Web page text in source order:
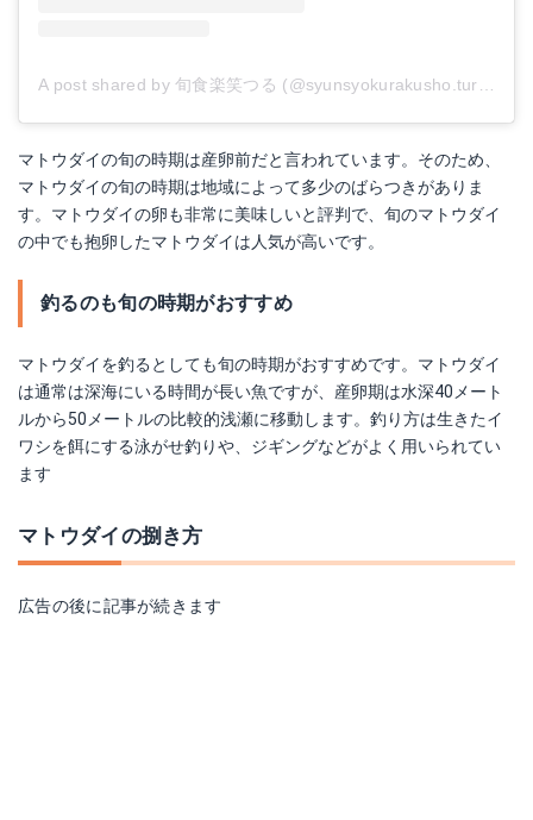
マトウダイの旬の時期は産卵前だと言われています。そのため、
マトウダイの旬の時期は地域によって多少のばらつきがありま
す。マトウダイの卵も非常に美味しいと評判で、旬のマトウダイ
の中でも抱卵したマトウダイは人気が高いです。
釣るのも旬の時期がおすすめ
マトウダイを釣るとしても旬の時期がおすすめです。マトウダイ
は通常は深海にいる時間が長い魚ですが、産卵期は水深40メート
ルから50メートルの比較的浅瀬に移動します。釣り方は生きたイ
ワシを餌にする泳がせ釣りや、ジギングなどがよく用いられてい
ます
マトウダイの捌き方
広告の後に記事が続きます